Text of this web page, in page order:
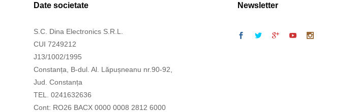
Date societate
S.C. Dina Electronics S.R.L.
CUI 7249212
J13/1002/1995
Constanța, B-dul. Al. Lăpușneanu nr.90-92,
Jud. Constanța
TEL. 0241632636
Cont: RO26 BACX 0000 0008 2812 6000
Newsletter